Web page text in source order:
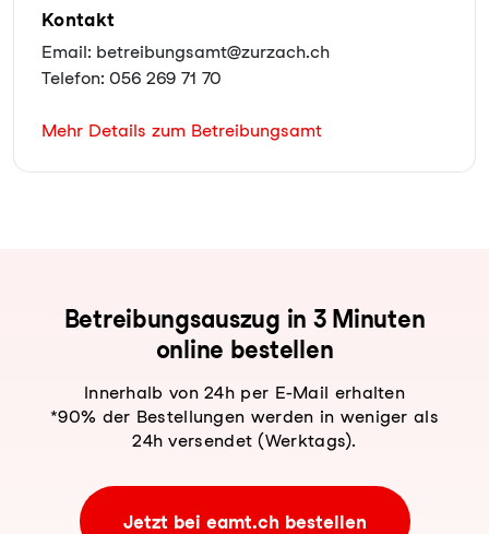
Kontakt
Email: betreibungsamt@zurzach.ch
Telefon: 056 269 71 70
Mehr Details zum Betreibungsamt
Be­trei­bungs­aus­zug in 3 Minuten
online bestellen
Innerhalb von 24h per E-Mail erhalten
*90% der Bestellungen werden in weniger als
24h versendet (Werktags).
Jetzt bei eamt.ch bestellen